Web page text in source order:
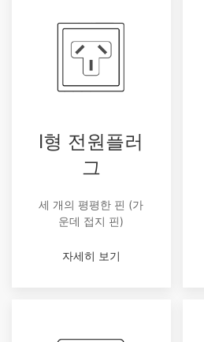
I형 전원플러
그
세 개의 평평한 핀 (가
운데 접지 핀)
자세히 보기